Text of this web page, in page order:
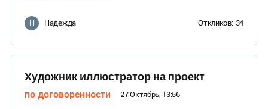
Н Надежда Откликов: 34
Художник иллюстратор на проект
по договоренности 27 Октябрь, 13:56